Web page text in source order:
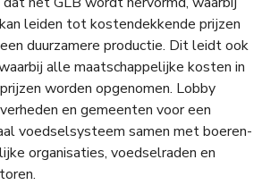
leiden tot kostendekkende prijzen
duurzamere productie. Dit leidt ook
alle maatschappelijke kosten in
worden opgenomen. Lobby
en gemeenten voor een
voedselsysteem samen met boeren-
organisaties, voedselraden en